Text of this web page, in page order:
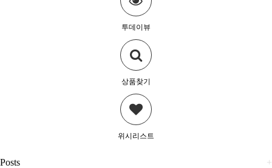
투데이뷰
상품찾기
위시리스트
+
Posts